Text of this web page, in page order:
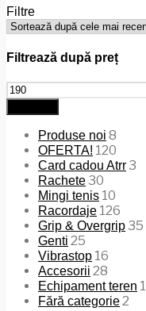
Filtre
Filtrează după preț
Preț
minim
Produse noi 8
OFERTA! 120
Card cadou Atrr3
Rachete30
Mingi tenis 10
Racordaje 126
Grip & Overgrip35
Genti 25
Vibrastop 16
Accesorii 28
Echipament teren 1
Fără categorie2